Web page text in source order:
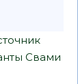
Свами